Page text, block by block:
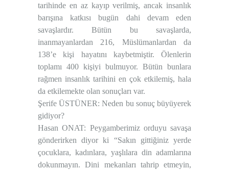
tarihinde en az kayıp verilmiş, ancak insanlık
barışına katkısı bugün dahi devam eden
savaşlardır. Bütün bu savaşlarda,
inanmayanlardan 216, Müslümanlardan da
138’e kişi hayatını kaybetmiştir. Ölenlerin
toplamı 400 kişiyi bulmuyor. Bütün bunlara
rağmen insanlık tarihini en çok etkilemiş, hala
da etkilemekte olan sonuçları var.
Şerife ÜSTÜNER: Neden bu sonuç büyüyerek
gidiyor?
Hasan ONAT: Peygamberimiz orduyu savaşa
gönderirken diyor ki “Sakın gittiğiniz yerde
çocuklara, kadınlara, yaşlılara din adamlarına
dokunmayın. Dini mekanları tahrip etmeyin,